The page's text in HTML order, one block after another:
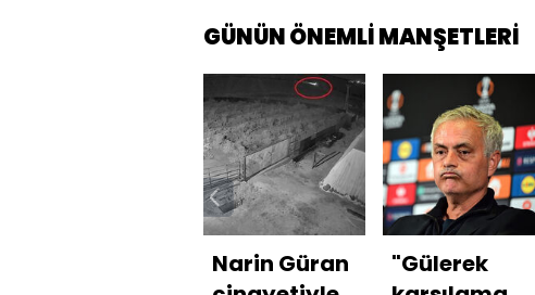
GÜNÜN ÖNEMLİ MANŞETLERİ
Narin Güran
"Gülerek